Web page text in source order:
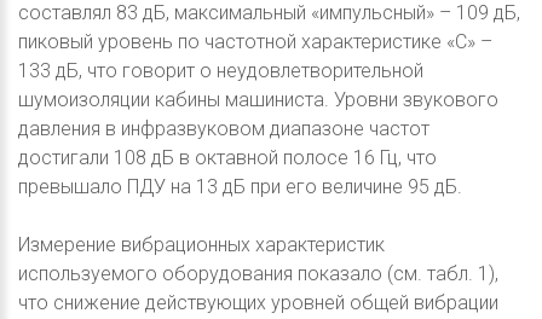
составлял 83 дБ, максимальный «импульсный» – 109 дБ,
пиковый уровень по частотной характеристике «С» –
133 дБ, что говорит о неудовлетворительной
шумоизоляции кабины машиниста. Уровни звукового
давления в инфразвуковом диапазоне частот
достигали 108 дБ в октавной полосе 16 Гц, что
превышало ПДУ на 13 дБ при его величине 95 дБ.
Измерение вибрационных характеристик
используемого оборудования показало (см. табл. 1),
что снижение действующих уровней общей вибрации